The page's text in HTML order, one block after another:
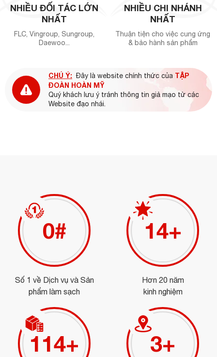
NHIỀU ĐỐI TÁC LỚN
NHẤT
FLC, Vingroup, Sungroup,
Daewoo...
NHIỀU CHI NHÁNH
NHẤT
Thuận tiện cho việc cung ứng
& bảo hành sản phẩm
CHÚ Ý: Đây là website chính thức của TẬP
ĐOÀN HOÀN MỸ
Quý khách lưu ý tránh thông tin giả mạo từ các
Website đạo nhái.
0#
Số 1 về Dịch vụ và Sản
phẩm làm sạch
16+
Hơn 20 năm
kinh nghiệm
128+ 4+